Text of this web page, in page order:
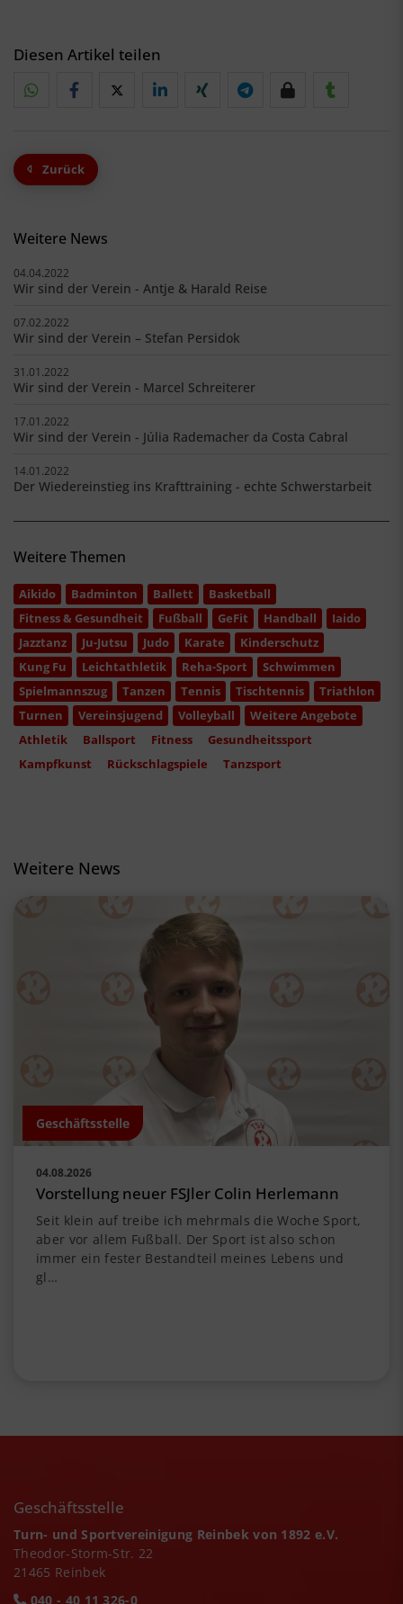
Diesen Artikel teilen
Zurück
Weitere News
04.04.2022
Wir sind der Verein - Antje & Harald Reise
07.02.2022
Wir sind der Verein – Stefan Persidok
31.01.2022
Wir sind der Verein - Marcel Schreiterer
17.01.2022
Wir sind der Verein - Júlia Rademacher da Costa Cabral
14.01.2022
Der Wiedereinstieg ins Krafttraining - echte Schwerstarbeit
Weitere Themen
Aikido Badminton Ballett
Basketball
Fitness & Gesundheit
Fußball GeFit Handball
Iaido
Jazztanz
Ju-Jutsu Judo Karate
Kinderschutz
Kung Fu
Leichtathletik Reha-Sport
Schwimmen
Spielmannszug
Tanzen Tennis Tischtennis
Triathlon
Turnen
Vereinsjugend Volleyball
Weitere Angebote
Athletik
Ballsport Fitness
Gesundheitssport
Kampfkunst
Rückschlagspiele Tanzsport
Weitere News
Geschäftsstelle
04.08.2026
Vorstellung neuer FSJler Colin Herlemann
Seit klein auf treibe ich mehrmals die Woche Sport,
aber vor allem Fußball. Der Sport ist also schon
immer ein fester Bestandteil meines Lebens und
gl…
Geschäftsstelle
Turn- und Sportvereinigung Reinbek von 1892 e.V.
Theodor-Storm-Str. 22
21465 Reinbek
040 - 40 11 326-0